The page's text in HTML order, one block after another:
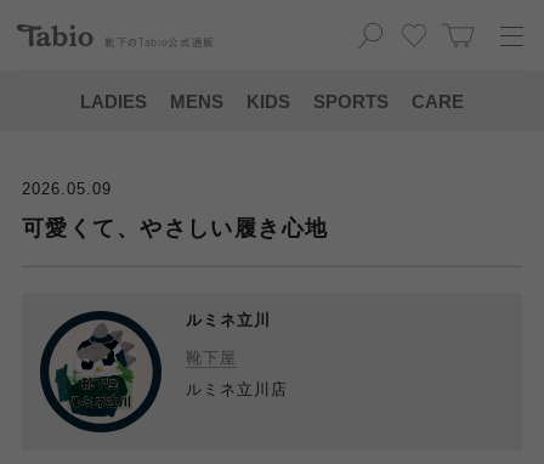
靴下の Tabio 公式通販
LADIES MENS KIDS SPORTS CARE
2026.05.09
可愛くて、やさしい履き心地
ルミネ立川
靴下屋
ルミネ立川店